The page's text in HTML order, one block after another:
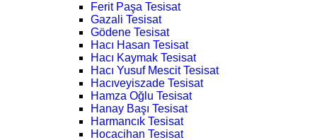
Ferit Paşa Tesisat
Gazali Tesisat
Gödene Tesisat
Hacı Hasan Tesisat
Hacı Kaymak Tesisat
Hacı Yusuf Mescit Tesisat
Hacıveyiszade Tesisat
Hamza Oğlu Tesisat
Hanay Başı Tesisat
Harmancık Tesisat
Hocacihan Tesisat